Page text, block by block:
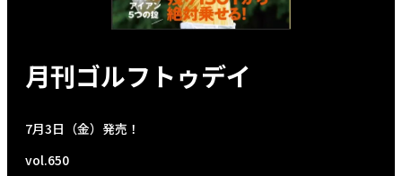
月刊ゴルフトゥデイ
7月3日（金）発売！
vol.650